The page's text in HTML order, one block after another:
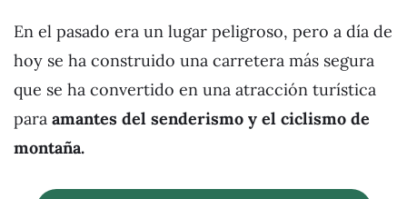
En el pasado era un lugar peligroso, pero a día de
hoy se ha construido una carretera más segura
que se ha convertido en una atracción turística
para amantes del senderismo y el ciclismo de
montaña.